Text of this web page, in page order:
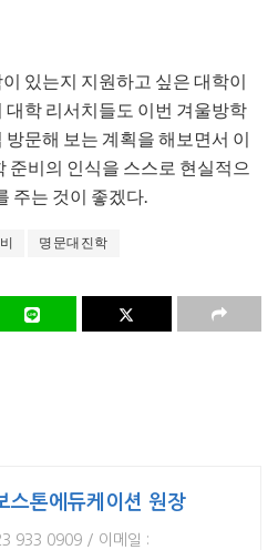
있는지 지원하고 싶은 대학이
대학 리서치들도 이번 겨울방학
문해 보는 계획을 해보면서 이
준비의 인식을 스스로 현실적으
주는 것이 좋겠다.
명문대진학
스톤에듀케이션 원장
933 0909 / 이메일 :